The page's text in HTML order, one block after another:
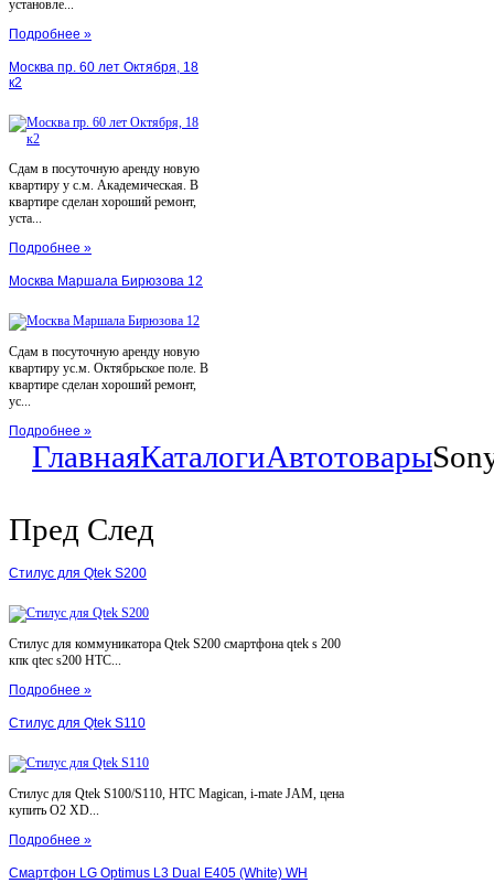
установле...
Подробнее »
Москва пр. 60 лет Октября, 18
к2
Сдам в посуточную аренду новую
квартиру у с.м. Академическая. В
квартире сделан хороший ремонт,
уста...
Подробнее »
Москва Маршала Бирюзова 12
Сдам в посуточную аренду новую
квартиру ус.м. Октябрьское поле. В
квартире сделан хороший ремонт,
ус...
Подробнее »
ГлавнаяКаталогиАвтотовары
Пред След
Стилус для Qtek S200
Стилус для коммуникатора Qtek S200 смартфона qtek s 200
кпк qtec s200 HTC...
Подробнее »
Стилус для Qtek S110
Стилус для Qtek S100/S110, HTC Magican, i-mate JAM, цена
купить O2 XD...
Подробнее »
Смартфон LG Optimus L3 Dual E405 (White) WH